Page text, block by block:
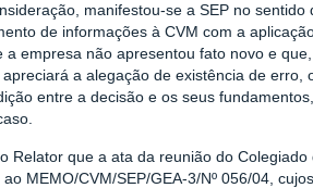
manifestou-se a SEP no
de informações à CVM com a
empresa não apresentou fato novo e
a alegação de existência de
entre a decisão e os seus
Relator que a ata da reunião do
ao MEMO/CVM/SEP/GEA-3/Nº 056/04,